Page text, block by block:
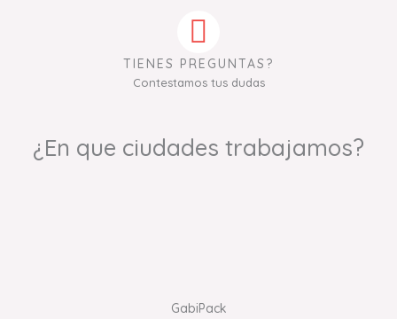
TIENES PREGUNTAS?
Contestamos tus dudas
¿En que ciudades trabajamos?
GabiPack